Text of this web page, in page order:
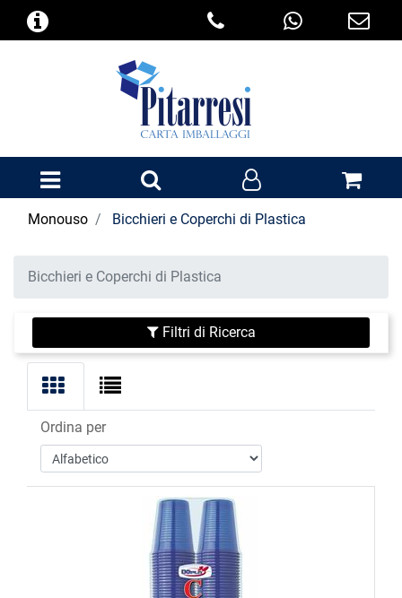
Open menu
Monouso Bicchieri e Coperchi di Plastica
Bicchieri e Coperchi di Plastica
Filtri di Ricerca
Ordina per